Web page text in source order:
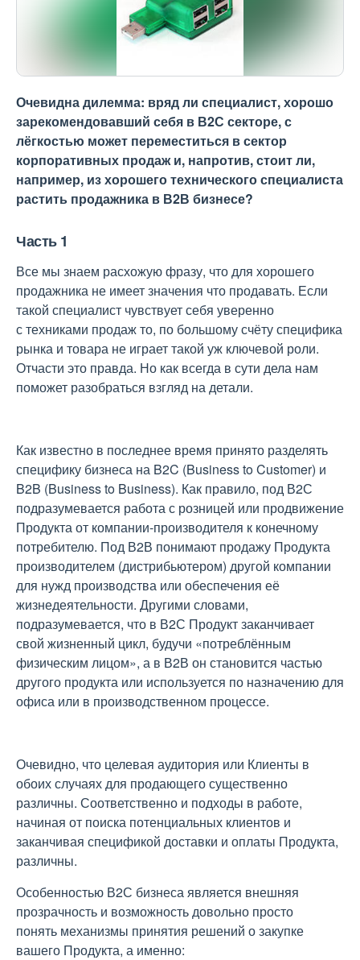
Очевидна дилемма: вряд ли специалист, хорошо
зарекомендовавший себя в В2С секторе, с
лёгкостью может переместиться в сектор
корпоративных продаж и, напротив, стоит ли,
например, из хорошего технического специалиста
растить продажника в В2В бизнесе?
Часть 1
Все мы знаем расхожую фразу, что для хорошего
продажника не имеет значения что продавать. Если
такой специалист чувствует себя уверенно
с техниками продаж то, по большому счёту специфика
рынка и товара не играет такой уж ключевой роли.
Отчасти это правда. Но как всегда в сути дела нам
поможет разобраться взгляд на детали.
Как известно в последнее время принято разделять
специфику бизнеса на B2C (Business to Customer) и
B2B (Business to Business). Как правило, под В2С
подразумевается работа с розницей или продвижение
Продукта от компании-производителя к конечному
потребителю. Под В2В понимают продажу Продукта
производителем (дистрибьютером) другой компании
для нужд производства или обеспечения её
жизнедеятельности. Другими словами,
подразумевается, что в В2С Продукт заканчивает
свой жизненный цикл, будучи «потреблённым
физическим лицом», а в В2В он становится частью
другого продукта или используется по назначению для
офиса или в производственном процессе.
Очевидно, что целевая аудитория или Клиенты в
обоих случаях для продающего существенно
различны. Соответственно и подходы в работе,
начиная от поиска потенциальных клиентов и
заканчивая спецификой доставки и оплаты Продукта,
различны.
Особенностью В2С бизнеса является внешняя
прозрачность и возможность довольно просто
понять механизмы принятия решений о закупке
вашего Продукта, а именно: